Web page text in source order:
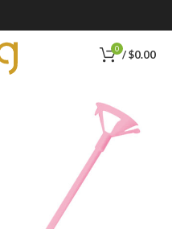
0 /$0.00